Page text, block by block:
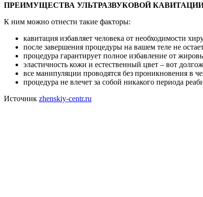
ПРЕИМУЩЕСТВА УЛЬТРАЗВУКОВОЙ
К ним можно отнести такие факторы:
кавитация избавляет человека от необходимости
после завершения процедуры на вашем теле не
процедура гарантирует полное избавление от
эластичность кожи и естественный цвет – вот
все манипуляции проводятся без проникновения в
процедура не влечет за собой никакого периода
Источник zhenskiy-centr.ru